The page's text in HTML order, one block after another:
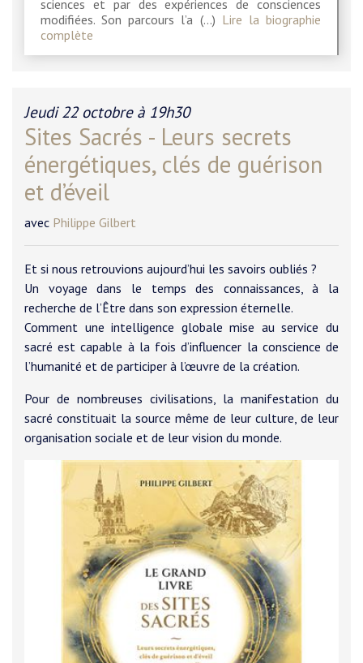
sciences et par des expériences de consciences
modifiées. Son parcours l’a (…) Lire la biographie
complète
Jeudi 22 octobre à 19h30
Sites Sacrés - Leurs secrets
énergétiques, clés de guérison
et d’éveil
avec Philippe Gilbert
Et si nous retrouvions aujourd’hui les savoirs oubliés ?
Un voyage dans le temps des connaissances, à la
recherche de l’Être dans son expression éternelle.
Comment une intelligence globale mise au service du
sacré est capable à la fois d’influencer la conscience de
l’humanité et de participer à l’œuvre de la création.
Pour de nombreuses civilisations, la manifestation du
sacré constituait la source même de leur culture, de leur
organisation sociale et de leur vision du monde.